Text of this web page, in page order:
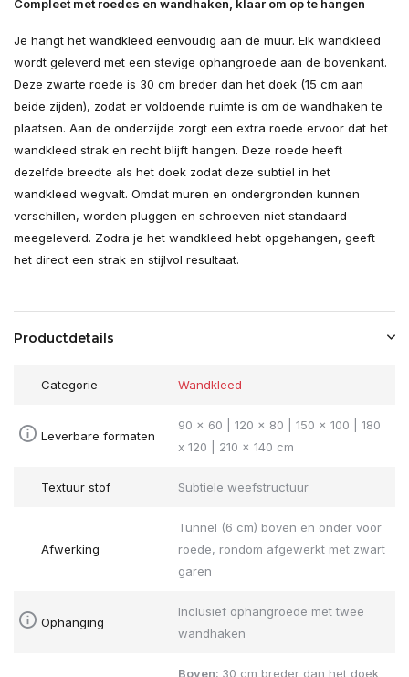
Compleet met roedes en wandhaken, klaar om op te hangen
Je hangt het wandkleed eenvoudig aan de muur. Elk wandkleed
wordt geleverd met een stevige ophangroede aan de bovenkant.
Deze zwarte roede is 30 cm breder dan het doek (15 cm aan
beide zijden), zodat er voldoende ruimte is om de wandhaken te
plaatsen. Aan de onderzijde zorgt een extra roede ervoor dat het
wandkleed strak en recht blijft hangen. Deze roede heeft
dezelfde breedte als het doek zodat deze subtiel in het
wandkleed wegvalt. Omdat muren en ondergronden kunnen
verschillen, worden pluggen en schroeven niet standaard
meegeleverd. Zodra je het wandkleed hebt opgehangen, geeft
het direct een strak en stijlvol resultaat.
Productdetails
Categorie Wandkleed
Leverbare formaten
90 x 60 | 120 x 80 | 150 x 100 | 180
x 120 | 210 x 140 cm
Textuur stof Subtiele weefstructuur
Afwerking
Tunnel (6 cm) boven en onder voor
roede, rondom afgewerkt met zwart
garen
Ophanging
Inclusief ophangroede met twee
wandhaken
Boven: 30 cm breder dan het doek